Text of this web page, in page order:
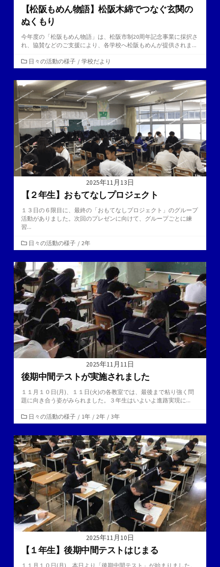
【松阪もめん物語】松阪木綿でつなぐ玄関の
ぬくもり
今年度の「松阪もめん物語」は、松阪市制20周年記念事業に採択さ
れ、協賛などのご支援により、各学校へ松阪もめんが提供されま...
カ
テ
ゴ
リ
ー
日々の活動の様子 / 学校だより
2025年11月13日
【２年生】おもてなしプロジェクト
１３日の６限目に、最終の「おもてなしプロジェクト」のグループ
活動がありました。次回のプレゼンに向けて、グループごとに練
習...
カ
テ
ゴ
リ
ー
日々の活動の様子 / 2年
2025年11月11日
後期中間テストが実施されました
１１月１０日(月)、１１日(火)の各教室では、最後まで粘り強く問
題に向き合う姿がみられました。３年生はいよいよ進路実現に...
カ
テ
ゴ
リ
ー
日々の活動の様子 / 1年 / 2年 / 3年
2025年11月10日
【１年生】後期中間テストはじまる
１１月１０日(月)、本日より「後期中間テスト」が始まりました。